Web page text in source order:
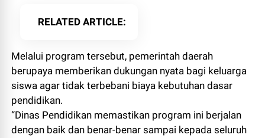
RELATED ARTICLE
Melalui program tersebut, pemerintah daerah
berupaya memberikan dukungan nyata bagi keluarga
siswa agar tidak terbebani biaya kebutuhan dasar
pendidikan.
“Dinas Pendidikan memastikan program ini berjalan
dengan baik dan benar-benar sampai kepada seluruh